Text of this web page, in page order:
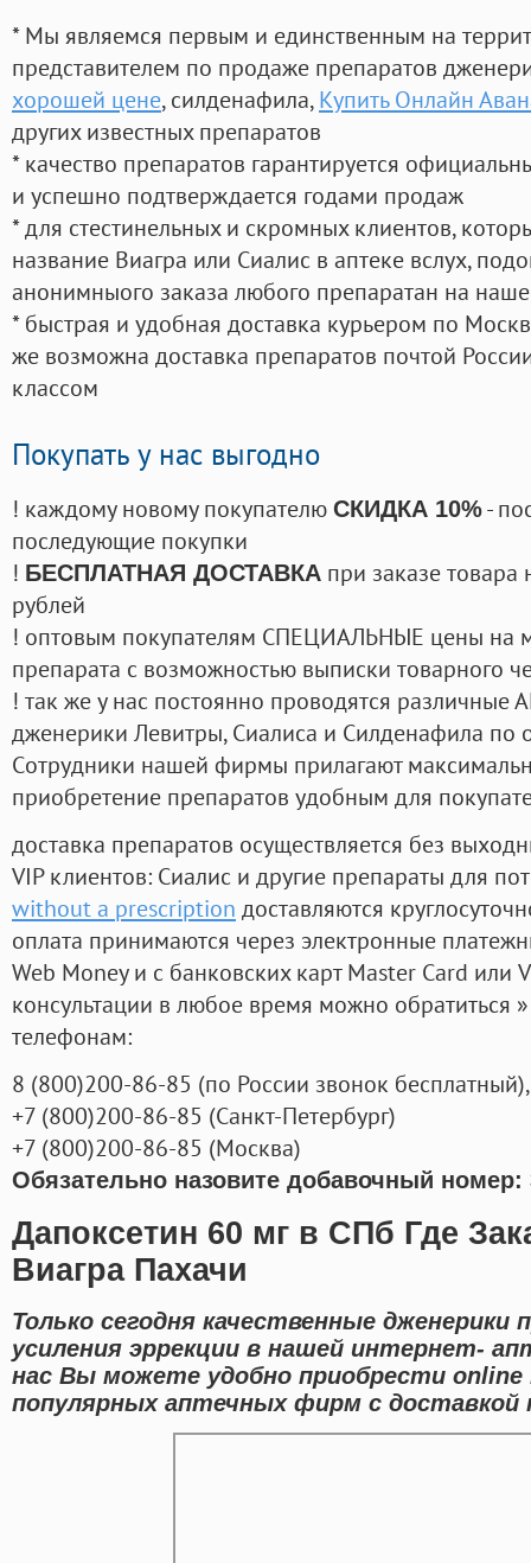
* Мы являемся первым и единственным на
представителем по продаже препаратов
хорошей цене, силденафила, Купить Онлайн
других известных препаратов
* качество препаратов гарантируется
и успешно подтверждается годами продаж
* для стестинельных и скромных клиентов,
название Виагра или Сиалис в аптеке вслух,
анонимныого заказа любого препаратан на
* быстрая и удобная доставка курьером по
же возможна доставка препаратов почтой
классом
Покупать у нас выгодно
! каждому новому покупателю СКИДКА 10%-
последующие покупки
! БЕСПЛАТНАЯ ДОСТАВКА при заказе
рублей
! оптовым покупателям СПЕЦИАЛЬНЫЕ цены на
препарата с возможностью выписки товарного
! так же у нас постоянно проводятся
дженерики Левитры, Сиалиса и Силденафила по
Cотрудники нашей фирмы прилагают
приобретение препаратов удобным для
доставка препаратов осуществляется без
VIP клиентов: Сиалис и другие препараты для
without a prescription доставляются
оплата принимаются через электронные
Web Money и с банковских карт Master Card или
консультации в любое время можно обратиться
телефонам:
8 (800)200-86-85 (по России звонок бесплатный),
+7 (800)200-86-85 (Санкт-Петербург)
+7 (800)200-86-85 (Москва)
Обязательно назовите добавочный номер:
Дапоксетин 60 мг в СПб Где
Виагра Пахачи
Только сегодня качественные дженерики
усиления эррекции в нашей интернет-
нас Вы можете удобно приобрести
популярных аптечных фирм с доставкой